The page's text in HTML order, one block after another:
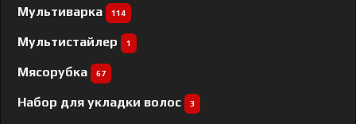
Мультиварка 114
Мультистайлер 1
Мясорубка 67
Набор для укладки волос 3